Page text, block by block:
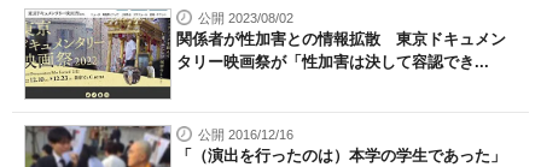
公開 2023/08/02
関係者が性加害との情報拡散 東京ドキュメン
タリー映画祭が「性加害は決して容認でき...
公開 2016/12/16
「（演出を行ったのは）本学の学生であった」